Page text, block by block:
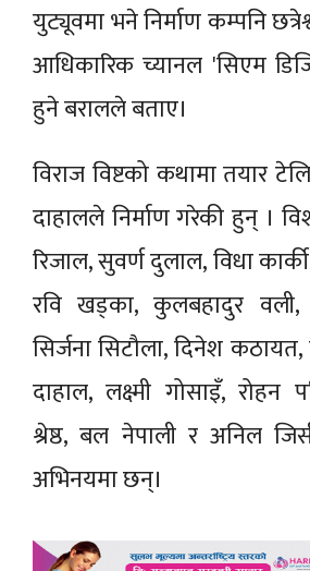
युट्यूवमा भने निर्माण कम्पनि
आधिकारिक च्यानल 'सिएम
हुने बरालले बताए।
विराज विष्टको कथामा तयार
दाहालले निर्माण गरेकी हुन् ।
रिजाल, सुवर्ण दुलाल, विधा
रवि खड्का, कुलबहादुर
सिर्जना सिटौला, दिनेश कठायत,
दाहाल, लक्ष्मी गोसाइँ, रोहन
श्रेष्ठ, बल नेपाली र अनिल
अभिनयमा छन्।